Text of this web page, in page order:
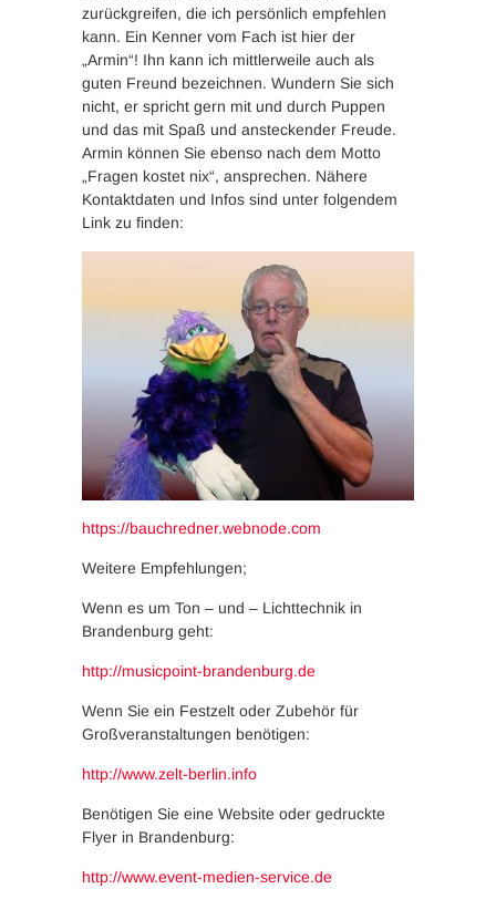
zurückgreifen, die ich persönlich empfehlen
kann. Ein Kenner vom Fach ist hier der
„Armin“! Ihn kann ich mittlerweile auch als
guten Freund bezeichnen. Wundern Sie sich
nicht, er spricht gern mit und durch Puppen
und das mit Spaß und ansteckender Freude.
Armin können Sie ebenso nach dem Motto
„Fragen kostet nix“, ansprechen. Nähere
Kontaktdaten und Infos sind unter folgendem
Link zu finden:
https://bauchredner.webnode.com
Weitere Empfehlungen;
Wenn es um Ton – und – Lichttechnik in
Brandenburg geht:
http://musicpoint-brandenburg.de
Wenn Sie ein Festzelt oder Zubehör für
Großveranstaltungen benötigen:
http://www.zelt-berlin.info
Benötigen Sie eine Website oder gedruckte
Flyer in Brandenburg:
http://www.event-medien-service.de